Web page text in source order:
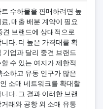
수하물을 판매하려면 높
, 매출 배분 계약이 필요
브랜드에 상대적으로
다. 더 높은 가격대를 확
기업과 달리 중견 브랜드
수 있는 여지가 제한적
소하고 유동 인구가 많은
소매 네트워크를 확대할
다. 그 결과 이러한 브랜
래와 공항 외 소매 유통